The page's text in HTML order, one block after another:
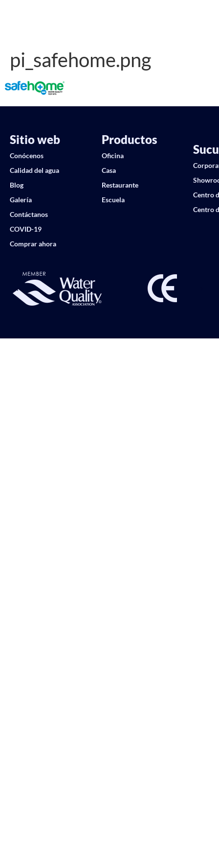
pi_safehome.png
Sitio web
Conócenos
Calidad del agua
Blog
Galería
Contáctanos
COVID-19
Comprar ahora
Productos
Oficina
Casa
Restaurante
Escuela
Centro
Centro